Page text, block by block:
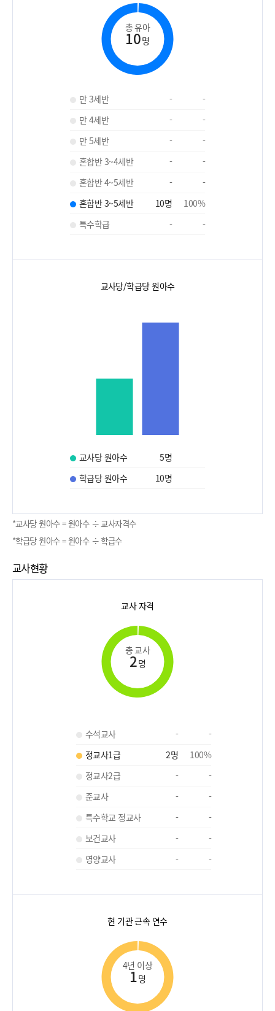
총 유아
10명
만 3세반 -
-
만 4세반
-
-
만 5세반
-
-
혼합반 3~4세반
-
-
혼합반 4~5세반
-
-
혼합반 3~5세반
10명 100%
특수학급
- -
교사당/학급당 원아수
교사당 원아수 5명
학급당 원아수
10명
*교사당 원아수 = 원아수 ÷ 교사자격수
*학급당 원아수 = 원아수 ÷ 학급수
교사현황
교사 자격
총 교사
2명
수석교사 -
-
정교사1급
2명 100%
정교사2급
-
-
준교사
-
-
특수학교 정교사
-
-
보건교사
-
-
영양교사
- -
현 기관 근속 연수
4년 이상
1명